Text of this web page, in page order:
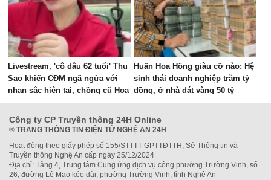
Livestream, 'cô dâu 62 tuổi' Thu
Sao khiến CĐM ngã ngửa với
nhan sắc hiện tại, chồng cũ Hoa
Cương bị réo tên
Huấn Hoa Hồng giàu cỡ nào: Hệ
sinh thái doanh nghiệp trăm tỷ
đồng, ở nhà dát vàng 50 tỷ
Công ty CP Truyền thông 24H Online
® TRANG THÔNG TIN ĐIỆN TỬ NGHỆ AN 24H
Hoạt động theo giấy phép số 155/STTTT-GPTTĐTTH, Sở Thông tin và
Truyền thông Nghệ An cấp ngày 25/12/2024
Địa chỉ: Tầng 4, Trung tâm Cung ứng dịch vụ công phường Trường Vinh, số
26, đường Lê Mao kéo dài, phường Trường Vinh, tỉnh Nghệ An